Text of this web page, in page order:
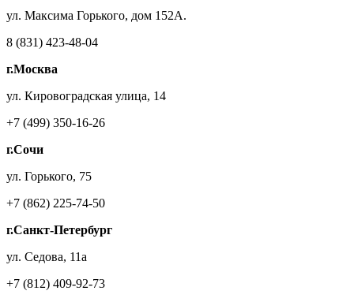
ул. Максима Горького, дом 152А.
8 (831) 423-48-04
г.Москва
ул. Кировоградская улица, 14
+7 (499) 350-16-26
г.Сочи
ул. Горького, 75
+7 (862) 225-74-50
г.Санкт-Петербург
ул. Седова, 11а
+7 (812) 409-92-73